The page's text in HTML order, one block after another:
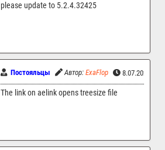
please update to 5.2.4.32425
Постояльцы Автор: ExaFlop 8.07.2026
The link on aelink opens treesize file